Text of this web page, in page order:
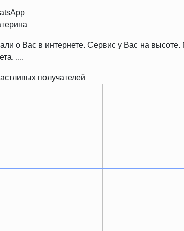
о Вас в интернете. Сервис у Вас на
....
получателей